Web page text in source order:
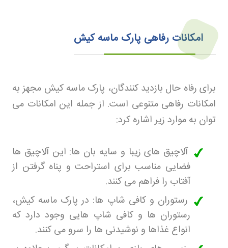
امکانات رفاهی پارک ماسه کیش
برای رفاه حال بازدید کنندگان، پارک ماسه کیش مجهز به
امکانات رفاهی متنوعی است. از جمله این امکانات می
توان به موارد زیر اشاره کرد:
آلاچیق های زیبا و سایه بان ها: این آلاچیق ها
فضایی مناسب برای استراحت و پناه گرفتن از
آفتاب را فراهم می کنند.
رستوران و کافی شاپ ها: در پارک ماسه کیش،
رستوران ها و کافی شاپ هایی وجود دارد که
انواع غذاها و نوشیدنی ها را سرو می کنند.